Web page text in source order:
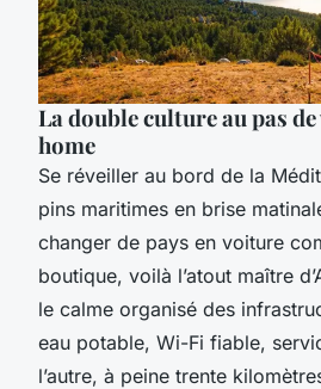
La double culture au pas
home
Se réveiller au bord de la
pins maritimes en brise
changer de pays en voiture
boutique, voilà l’atout maître
le calme organisé des
eau potable, Wi-Fi fiable,
l’autre, à peine trente